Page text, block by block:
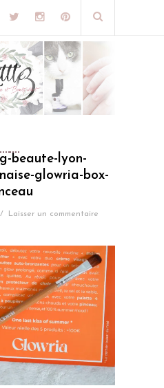
beaute-lyon-
glowria-box-
/ Laisser un commentaire